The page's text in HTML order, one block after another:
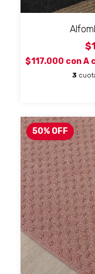
$117.000 con A
3
50% OFF